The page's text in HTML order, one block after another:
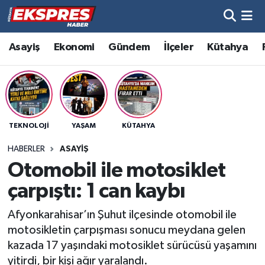
Asayiş Ekonomi Gündem İlçeler Kütahya
TEKNOLOJI YAŞAM KÜTAHYA
HABERLER ASAYIŞ
Otomobil ile motosiklet
çarpıştı: 1 can kaybı
Afyonkarahisar’ın Şuhut ilçesinde otomobil ile
motosikletin çarpışması sonucu meydana gelen
kazada 17 yaşındaki motosiklet sürücüsü yaşamını
yitirdi, bir kişi ağır yaralandı.
Altıntaş
Asayiş
Aslanapa
Bölge
Çavdarhisar
Domaniç
Dumlupınar
Hava Durumu
Trafik Durumu
Süper Lig Puan Durumu ve Fikstür
Son Dakika Haberleri
Haber Arşivi